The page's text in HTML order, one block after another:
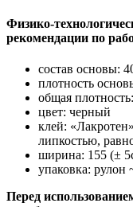
Физико-
рекомендации по
состав
плотность
общая
цвет: черный
клей:
липкостью,
ширина: 155 (±
упаковка: рулон
Перед